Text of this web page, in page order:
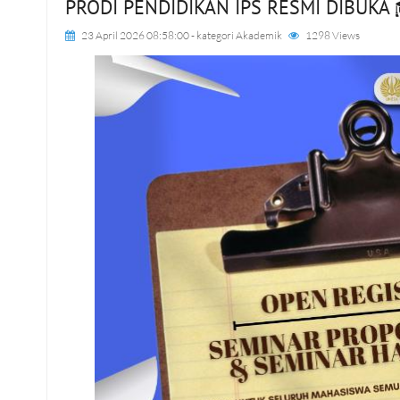
PRODI PENDIDIKAN IPS RESMI
23 April 2026 08:58:00- kategori Akademik 1298 Views